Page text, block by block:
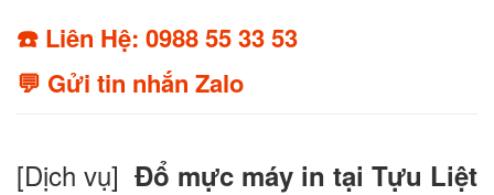
☎️ Liên Hệ: 0988 55 33 53
💬 Gửi tin nhắn Zalo
[Dịch vụ] Đổ mực máy in tại Tựu Liệt